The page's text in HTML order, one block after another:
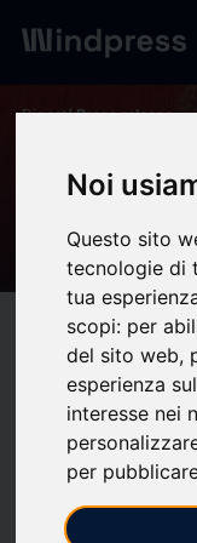
Noi
Questo sito
tecnologie di
tua
scopi: per
del sito web,
esperienza
interesse nei
per
Digest/ Press release
officiel
Compatibility help
(0)bookmark_borderupload Share
Tout le monde
du doute. Mais qui
Ce spectacle retrace